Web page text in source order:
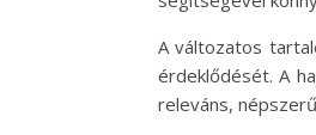
A változatos
érdeklődését. A
releváns,